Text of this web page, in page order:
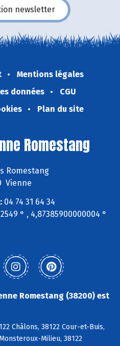
newsletter
Mentions légales
données
CGU
Plan du site
Romestang
Romestang
Vienne
04 74 31 64 34
° , 4,87385900000004 °
Romestang (38200) est
Châlons, 38122 Cour-et-Buis,
Milieu, 38122